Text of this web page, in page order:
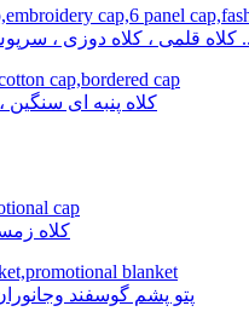
6 تابلو ، فش ...
6602: کلاه پنبه ای
694: کلاه
677: پتو پشم گوسفند